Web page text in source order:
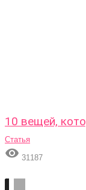
10 вещей,
Статья
 31187